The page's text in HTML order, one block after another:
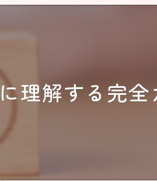
理解する完全